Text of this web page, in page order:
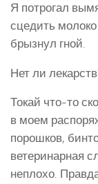
Я потрогал
сцедить
брызнул гной.
Нет ли
Токай что-то
в моем
порошков,
ветеринарная
неплохо.